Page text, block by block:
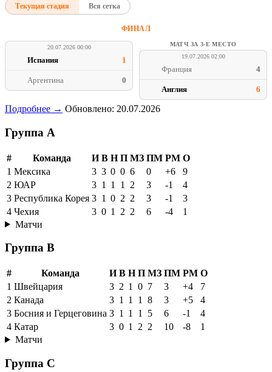
Текущая стадия Вся сетка
ФИНАЛ
20.07.2026 00:00
Испания 1
Аргентина 0
МАТЧ ЗА 3-Е МЕСТО
19.07.2026 02:00
Франция 4
Англия 6
Подробнее → Обновлено: 20.07.2026
Группа A
# Команда И В Н П МЗ ПМ РМ О
1 Мексика 3 3 0 0 6 0 +6
9
2 ЮАР 3 1 1 1 2 3 -1
4
3 Республика Корея 3 1 0 2 2 3 -1
3
4 Чехия 3 0 1 2 2 6 -4
1
Матчи
Группа B
# Команда И В Н П МЗ ПМ РМ О
1 Швейцария 3 2 1 0 7 3 +4
7
2 Канада 3 1 1 1 8 3 +5
4
3 Босния и Герцеговина 3 1 1 1 5 6 -1
4
4 Катар 3 0 1 2 2 10 -8
1
Матчи
Группа C